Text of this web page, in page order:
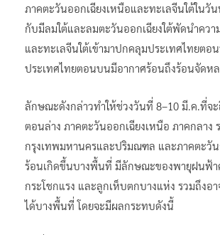
ภาคตะวันออกเฉียงเหนือและทะเลจีนใต้ในวั
กับมีลมใต้และลมตะวันออกเฉียงใต้พัดนำควา
และทะเลจีนใต้เข้ามาปกคลุมประเทศไทยต
ประเทศไทยตอนบนมีอากาศร้อนถึงร้อนจัดห
ลักษณะดังกล่าวทำให้ช่วงวันที่ 8–10 มี.ค.ที่จ
ตอนล่าง ภาคตะวันออกเฉียงเหนือ ภาคกลาง
กรุงเทพมหานครและปริมณฑล และภาคตะวั
ร้อนเกิดขึ้นบางพื้นที่ มีลักษณะของพายุฝนฟ้า
กระโชกแรง และลูกเห็บตกบางแห่ง รวมถึงอ
ได้บางพื้นที่ โดยจะมีผลกระทบดังนี้